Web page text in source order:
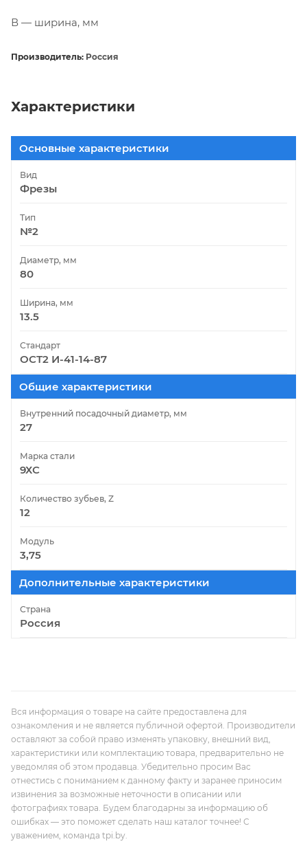
В — ширина, мм
Производитель: Россия
Характеристики
Основные характеристики
Вид
Фрезы
Тип
№2
Диаметр, мм
80
Ширина, мм
13.5
Стандарт
ОСТ2 И-41-14-87
Общие характеристики
Внутренний посадочный диаметр, мм
27
Марка стали
9ХС
Количество зубьев, Z
12
Модуль
3,75
Дополнительные характеристики
Страна
Россия
Вся информация о товаре на сайте предоставлена для
ознакомления и не является публичной офертой. Производители
оставляют за собой право изменять упаковку, внешний вид,
характеристики или комплектацию товара, предварительно не
уведомляя об этом продавца. Убедительно просим Вас
отнестись с пониманием к данному факту и заранее приносим
извинения за возможные неточности в описании или
фотографиях товара. Будем благодарны за информацию об
ошибках — это поможет сделать наш каталог точнее! С
уважением, команда tpi.by.